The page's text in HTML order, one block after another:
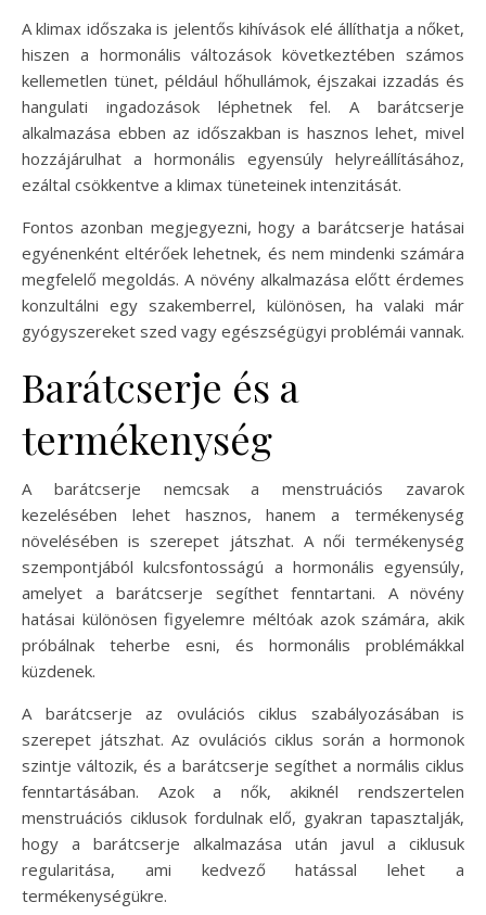
A klimax időszaka is jelentős kihívások elé állíthatja a nőket,
hiszen a hormonális változások következtében számos
kellemetlen tünet, például hőhullámok, éjszakai izzadás és
hangulati ingadozások léphetnek fel. A barátcserje
alkalmazása ebben az időszakban is hasznos lehet, mivel
hozzájárulhat a hormonális egyensúly helyreállításához,
ezáltal csökkentve a klimax tüneteinek intenzitását.
Fontos azonban megjegyezni, hogy a barátcserje hatásai
egyénenként eltérőek lehetnek, és nem mindenki számára
megfelelő megoldás. A növény alkalmazása előtt érdemes
konzultálni egy szakemberrel, különösen, ha valaki már
gyógyszereket szed vagy egészségügyi problémái vannak.
Barátcserje és a
termékenység
A barátcserje nemcsak a menstruációs zavarok
kezelésében lehet hasznos, hanem a termékenység
növelésében is szerepet játszhat. A női termékenység
szempontjából kulcsfontosságú a hormonális egyensúly,
amelyet a barátcserje segíthet fenntartani. A növény
hatásai különösen figyelemre méltóak azok számára, akik
próbálnak teherbe esni, és hormonális problémákkal
küzdenek.
A barátcserje az ovulációs ciklus szabályozásában is
szerepet játszhat. Az ovulációs ciklus során a hormonok
szintje változik, és a barátcserje segíthet a normális ciklus
fenntartásában. Azok a nők, akiknél rendszertelen
menstruációs ciklusok fordulnak elő, gyakran tapasztalják,
hogy a barátcserje alkalmazása után javul a ciklusuk
regularitása, ami kedvező hatással lehet a
termékenységükre.